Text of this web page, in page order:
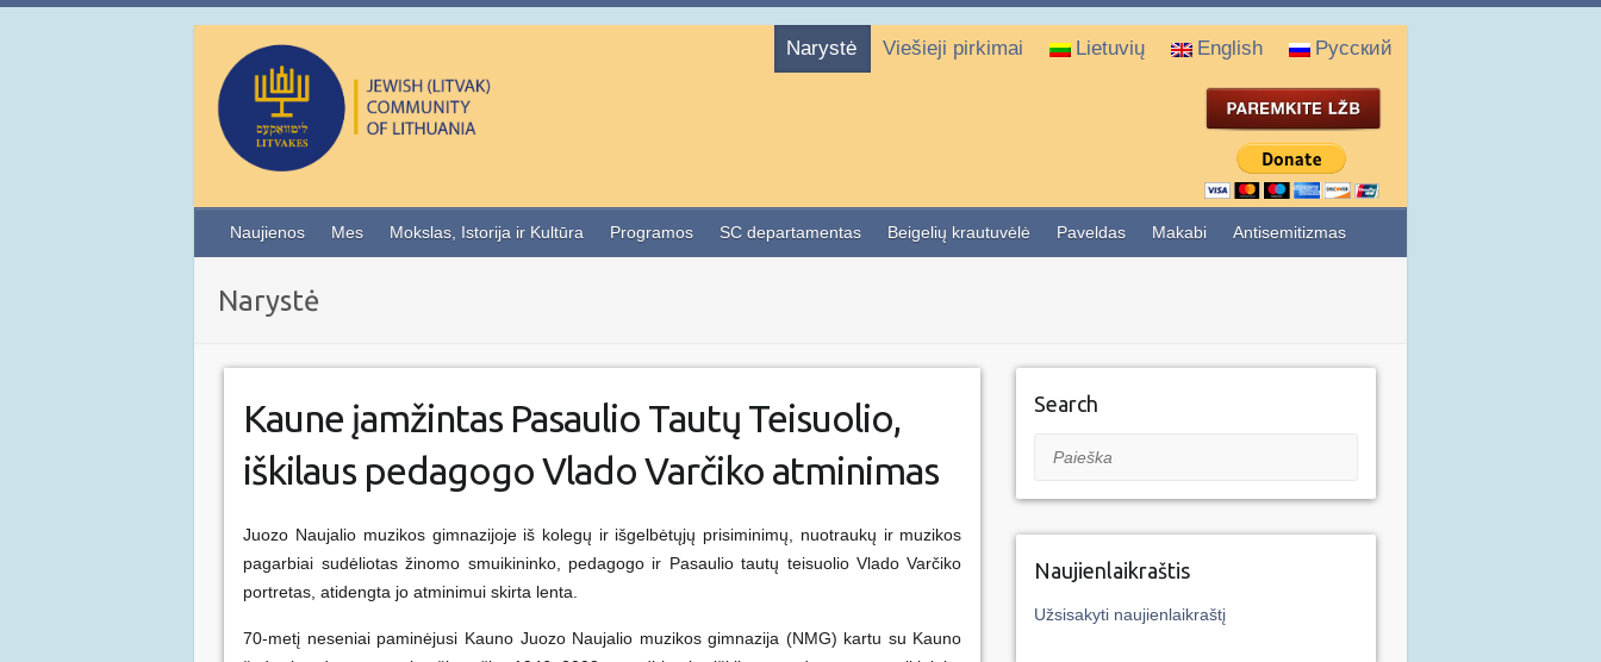
Narystė Viešieji pirkimai Lietuvių English Русский
Naujienos Mes Mokslas, Istorija ir Kultūra Programos SC departamentas Beigelių krautuvėlė Paveldas Makabi Antisemitizmas
Narystė
Kaune įamžintas Pasaulio Tautų Teisuolio,
iškilaus pedagogo Vlado Varčiko atminimas
Juozo Naujalio muzikos gimnazijoje iš kolegų ir išgelbėtųjų prisiminimų, nuotraukų ir muzikos
pagarbiai sudėliotas žinomo smuikininko, pedagogo ir Pasaulio tautų teisuolio Vlado Varčiko
portretas, atidengta jo atminimui skirta lenta.
70-metį neseniai paminėjusi Kauno Juozo Naujalio muzikos gimnazija (NMG) kartu su Kauno
Search
Paieška
Naujienlaikraštis
Užsisakyti naujienlaikraštį